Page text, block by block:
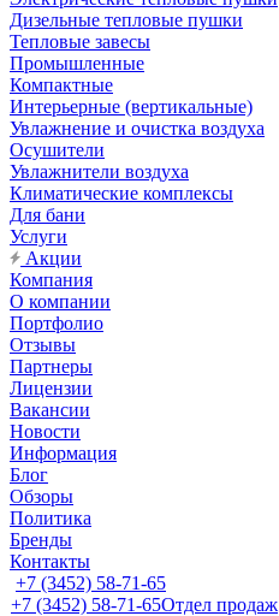
Дизельные тепловые пушки
Тепловые завесы
Промышленные
Компактные
Интерьерные (вертикальные)
Увлажнение и очистка воздуха
Осушители
Увлажнители воздуха
Климатические комплексы
Для бани
Услуги
Акции
Компания
О компании
Портфолио
Отзывы
Партнеры
Лицензии
Вакансии
Новости
Информация
Блог
Обзоры
Политика
Бренды
Контакты
+7 (3452) 58-71-65
+7 (3452) 58-71-65Отдел продаж